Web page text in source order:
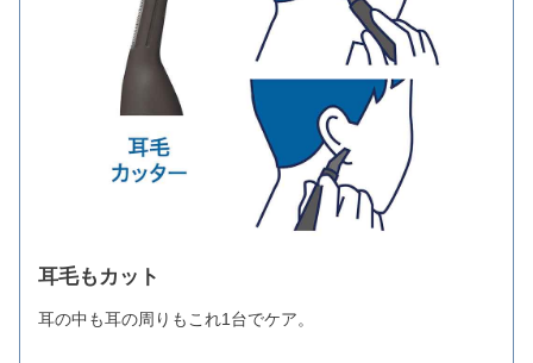
耳毛もカット
耳の中も耳の周りもこれ1台でケア。